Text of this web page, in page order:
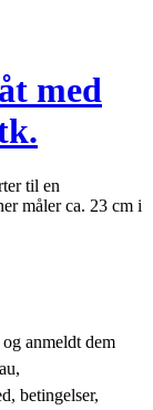
med
til en
måler ca. 23 cm i
anmeldt dem
betingelser,